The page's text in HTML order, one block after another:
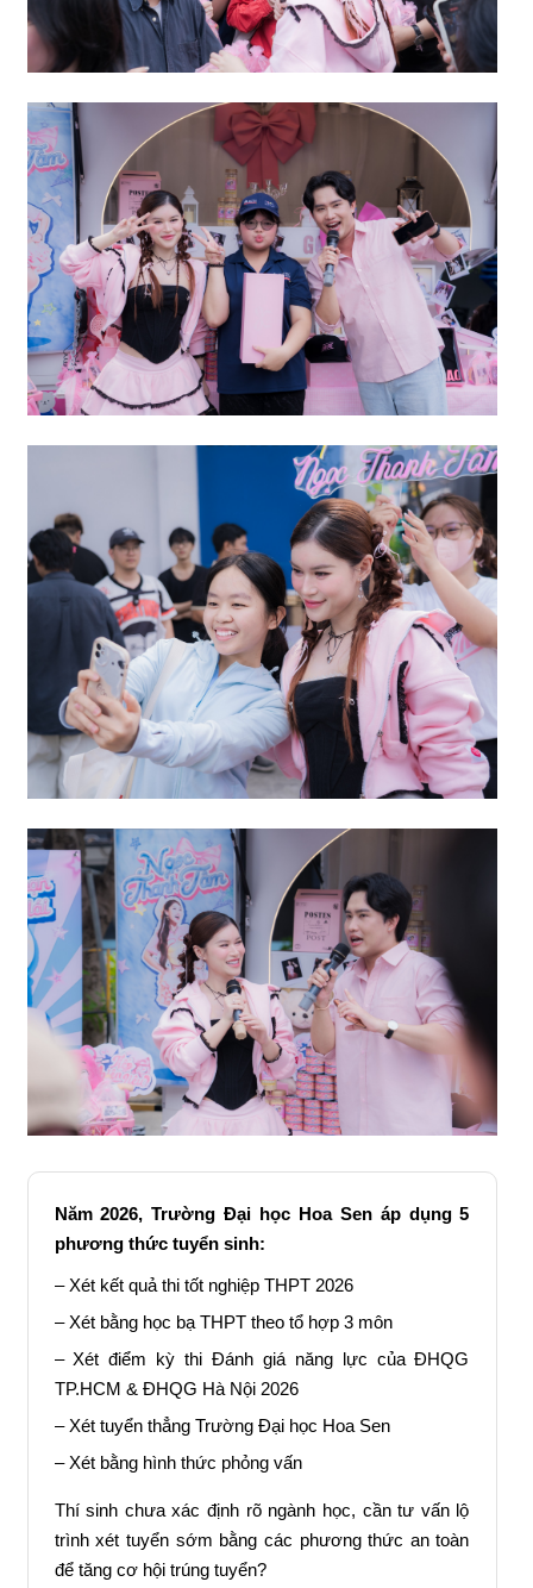
Năm 2026, Trường Đại học Hoa Sen áp dụng 5
phương thức tuyển sinh:
– Xét kết quả thi tốt nghiệp THPT 2026
– Xét bằng học bạ THPT theo tổ hợp 3 môn
– Xét điểm kỳ thi Đánh giá năng lực của ĐHQG
TP.HCM & ĐHQG Hà Nội 2026
– Xét tuyển thẳng Trường Đại học Hoa Sen
– Xét bằng hình thức phỏng vấn
Thí sinh chưa xác định rõ ngành học, cần tư vấn lộ
trình xét tuyển sớm bằng các phương thức an toàn
để tăng cơ hội trúng tuyển?